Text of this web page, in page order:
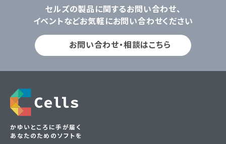
セルズの製品に関するお問い合わせ、
イベントなどお気軽にお問い合わせください
お問い合わせ・相談はこちら
かゆいところに手が届く
あなたのためのソフトを